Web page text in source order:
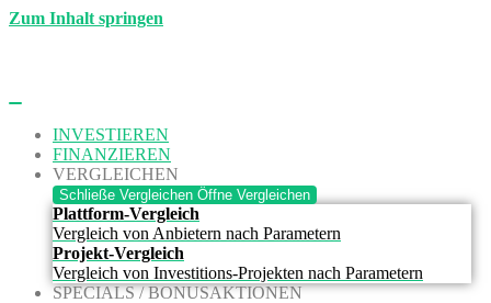
Zum Inhalt springen
INVESTIEREN
FINANZIEREN
VERGLEICHEN
Schließe Vergleichen Öffne Vergleichen
Plattform-Vergleich
Vergleich von Anbietern nach Parametern
Projekt-Vergleich
Vergleich von Investitions-Projekten nach Parametern
SPECIALS / BONUSAKTIONEN